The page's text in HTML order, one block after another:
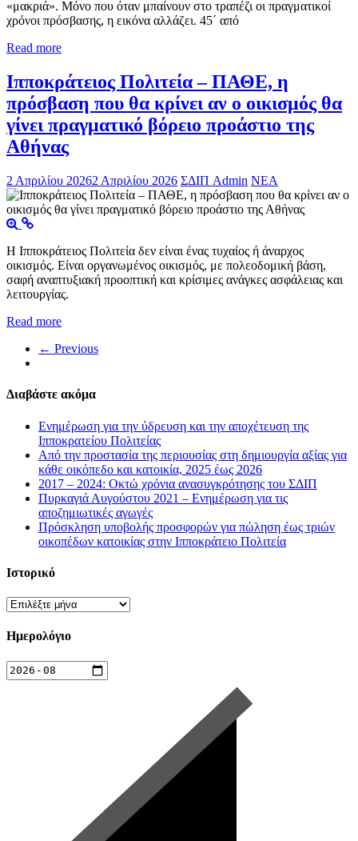
«μακριά». Μόνο που όταν μπαίνουν στο τραπέζι οι πραγματικοί
χρόνοι πρόσβασης, η εικόνα αλλάζει. 45΄ από
Read more
Ιπποκράτειος Πολιτεία – ΠΑΘΕ, η
πρόσβαση που θα κρίνει αν ο οικισμός θα
γίνει πραγματικό βόρειο προάστιο της
Αθήνας
2 Απριλίου 20262 Απριλίου 2026 ΣΔΙΠ Admin ΝΕΑ
Η Ιπποκράτειος Πολιτεία δεν είναι ένας τυχαίος ή άναρχος
οικισμός. Είναι οργανωμένος οικισμός, με πολεοδομική βάση,
σαφή αναπτυξιακή προοπτική και κρίσιμες ανάγκες ασφάλειας και
λειτουργίας.
Read more
← Previous
Διαβάστε ακόμα
Ενημέρωση για την ύδρευση και την αποχέτευση της
Ιπποκρατείου Πολιτείας
Από την προστασία της περιουσίας στη δημιουργία αξίας για
κάθε οικόπεδο και κατοικία, 2025 έως 2026
2017 – 2024: Οκτώ χρόνια ανασυγκρότησης του ΣΔΙΠ
Πυρκαγιά Αυγούστου 2021 – Ενημέρωση για τις
αποζημιωτικές αγωγές
Πρόσκληση υποβολής προσφορών για πώληση έως τριών
οικοπέδων κατοικίας στην Ιπποκράτειο Πολιτεία
Ιστορικό
Ιστορικό
Ημερολόγιο